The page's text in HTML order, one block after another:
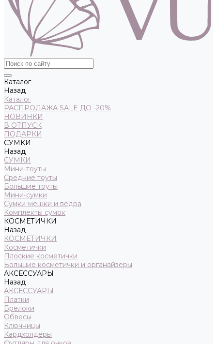
Каталог
Назад
Каталог
РАСПРОДАЖА SALE ДО -20%
НОВИНКИ
В ОТПУСК
ПОДАРКИ
СУМКИ
Назад
СУМКИ
Мини-тоуты
Средние тоуты
Большие тоуты
Мини-сумки
Сумки-мешки и ведра
Комплекты сумок
КОСМЕТИЧКИ
Назад
КОСМЕТИЧКИ
Косметички
Плоские косметички
Большие косметички и органайзеры
АКСЕССУАРЫ
Назад
АКСЕССУАРЫ
Платки
Брелоки
Обвесы
Ключницы
Кардхолдеры